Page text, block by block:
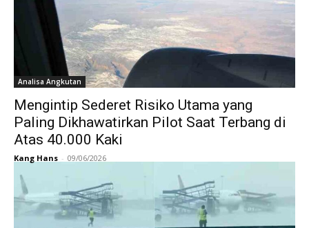
Analisa Angkutan
Mengintip Sederet Risiko Utama yang
Paling Dikhawatirkan Pilot Saat Terbang di
Atas 40.000 Kaki
Kang Hans - 09/06/2026